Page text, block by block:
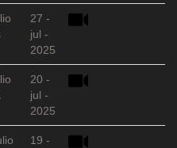
27 -
jul -
2025
20 -
jul -
2025
19 -